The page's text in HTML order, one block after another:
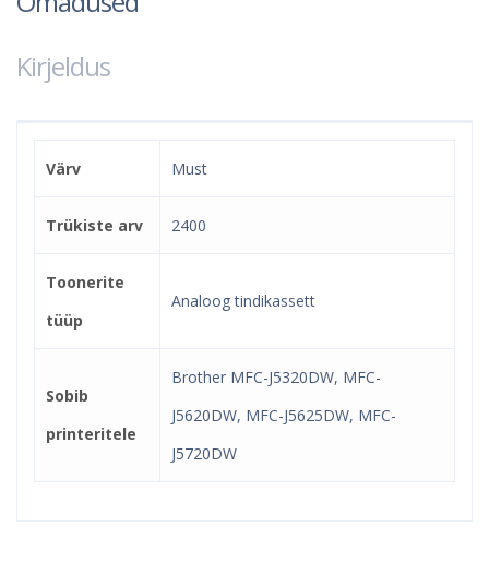
Kirjeldus
Värv Must
Trükiste arv 2400
Toonerite
tüüp
Analoog tindikassett
Sobib
printeritele
Brother MFC-J5320DW, MFC-
J5620DW, MFC-J5625DW, MFC-
J5720DW